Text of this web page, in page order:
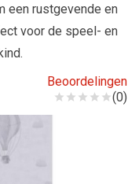
een rustgevende en
voor de speel- en
Beoordelingen
(0)